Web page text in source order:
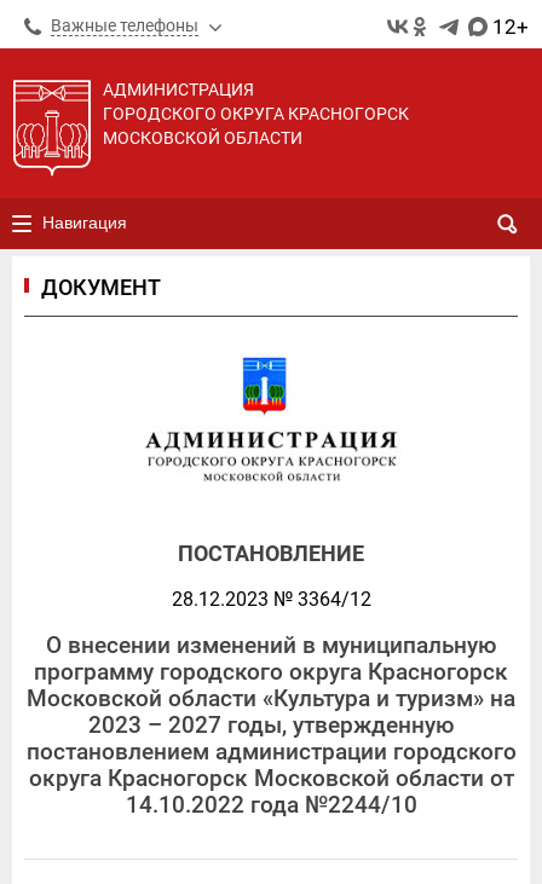
Важные телефоны 12+
АДМИНИСТРАЦИЯ
ГОРОДСКОГО ОКРУГА КРАСНОГОРСК
МОСКОВСКОЙ ОБЛАСТИ
Навигация
ДОКУМЕНТ
ПОСТАНОВЛЕНИЕ
28.12.2023 № 3364/12
О внесении изменений в муниципальную
программу городского округа Красногорск
Московской области «Культура и туризм» на
2023 – 2027 годы, утвержденную
постановлением администрации городского
округа Красногорск Московской области от
14.10.2022 года №2244/10